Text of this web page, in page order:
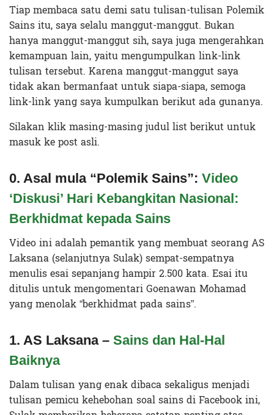
Tiap membaca satu demi satu tulisan-tulisan Polemik
Sains itu, saya selalu manggut-manggut. Bukan
hanya manggut-manggut sih, saya juga mengerahkan
kemampuan lain, yaitu mengumpulkan link-link
tulisan tersebut. Karena manggut-manggut saya
tidak akan bermanfaat untuk siapa-siapa, semoga
link-link yang saya kumpulkan berikut ada gunanya.
Silakan klik masing-masing judul list berikut untuk
masuk ke post asli.
0. Asal mula “Polemik Sains”: Video
‘Diskusi’ Hari Kebangkitan Nasional:
Berkhidmat kepada Sains
Video ini adalah pemantik yang membuat seorang AS
Laksana (selanjutnya Sulak) sempat-sempatnya
menulis esai sepanjang hampir 2.500 kata. Esai itu
ditulis untuk mengomentari Goenawan Mohamad
yang menolak “berkhidmat pada sains”.
1. AS Laksana – Sains dan Hal-Hal
Baiknya
Dalam tulisan yang enak dibaca sekaligus menjadi
tulisan pemicu kehebohan soal sains di Facebook ini,